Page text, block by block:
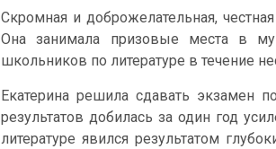
Скромная и доброжелательная,
Она занимала призовые места в
школьников по литературе в течение
Екатерина решила сдавать экзамен
результатов добилась за один год
литературе явился результатом